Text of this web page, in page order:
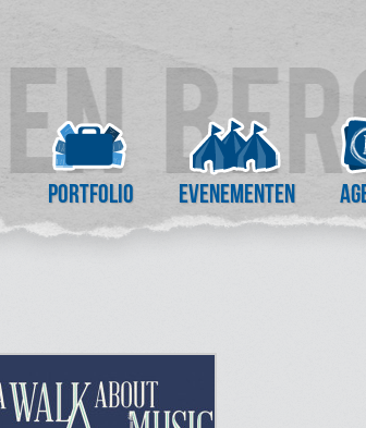
Portfolio Evenementen